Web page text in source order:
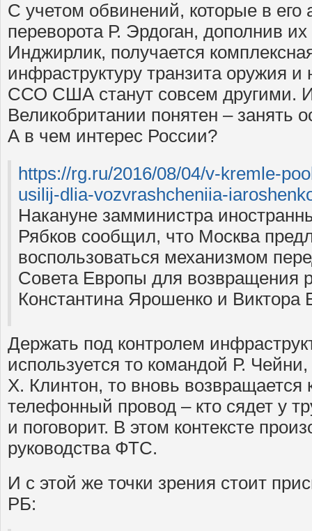
С учетом обвинений, которые в его
переворота Р. Эрдоган, дополнив
Инджирлик, получается
инфраструктуру транзита оружия и
ССО США станут совсем другими.
Великобритании понятен – занять
А в чем интерес России?
https://rg.ru/2016/08/04/v-kremle-
usilij-dlia-vozvrashcheniia-
Накануне замминистра
Рябков сообщил, что Москва
воспользоваться механизмом
Совета Европы для возвращения
Константина Ярошенко и Виктора
Держать под контролем
используется то командой Р.
Х. Клинтон, то вновь
телефонный провод – кто сядет у
и поговорит. В этом контексте
руководства ФТС.
И с этой же точки зрения стоит
РБ: